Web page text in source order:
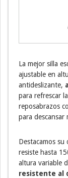
La mejor silla
ajustable en
antideslizante,
para refrescar
reposabrazos
para descansar
Destacamos
resiste hasta
altura variable
resistente al